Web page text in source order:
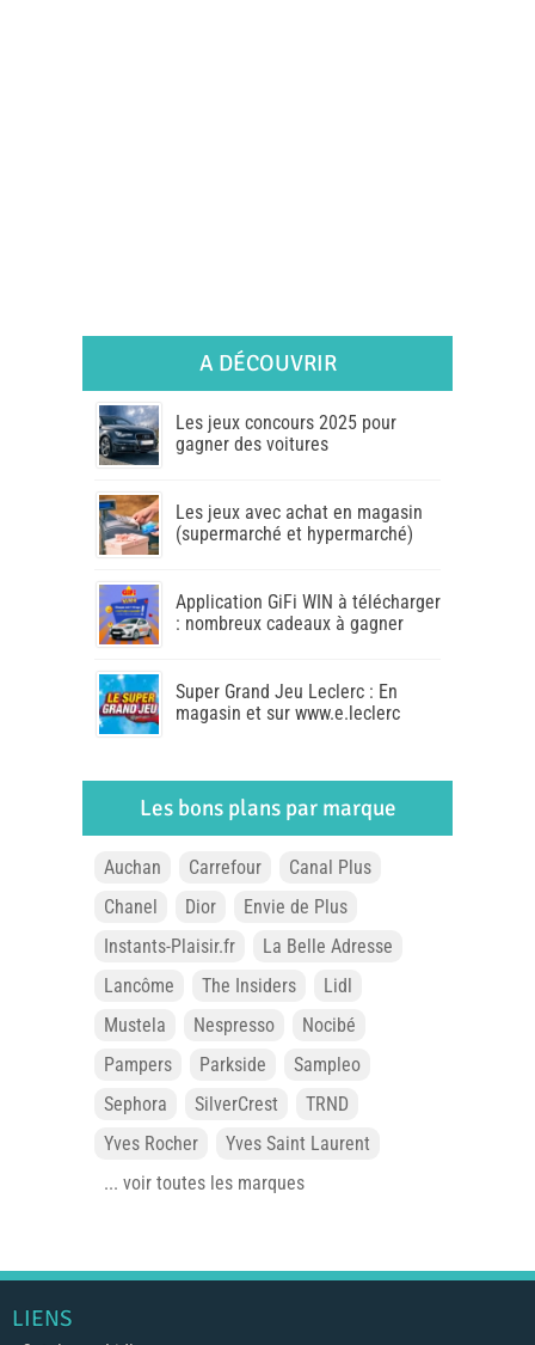
A DÉCOUVRIR
Les jeux concours 2025 pour
gagner des voitures
Les jeux avec achat en magasin
(supermarché et hypermarché)
Application GiFi WIN à télécharger
: nombreux cadeaux à gagner
Super Grand Jeu Leclerc : En
magasin et sur www.e.leclerc
Les bons plans par marque
Auchan Carrefour
Canal Plus
Chanel
Dior
Envie de Plus
Instants-Plaisir.fr
La Belle Adresse
Lancôme
The Insiders
Lidl
Mustela
Nespresso
Nocibé
Pampers
Parkside
Sampleo
Sephora
SilverCrest
TRND
Yves Rocher
Yves Saint Laurent
... voir toutes les marques
LIENS